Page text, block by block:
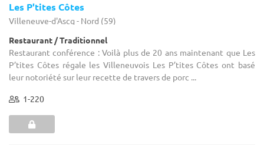
Les P'tites Côtes
Villeneuve-d'Ascq - Nord (59)
Restaurant / Traditionnel
Restaurant conférence : Voilà plus de 20 ans maintenant que Les
P’tites Côtes régale les Villeneuvois Les P’tites Côtes ont basé
leur notoriété sur leur recette de travers de porc ...
1-220